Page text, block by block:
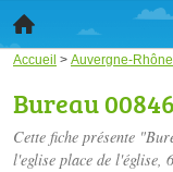
Accueil > Auvergne-
Bureau 00846
Cette fiche présente
l'eglise place de l'église,